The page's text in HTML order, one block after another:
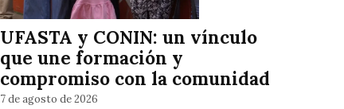
UFASTA y CONIN: un vínculo
que une formación y
compromiso con la comunidad
7 de agosto de 2026